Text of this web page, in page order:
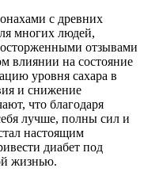
с древних
многих людей,
отзывами
влиянии на состояние
уровня сахара в
и снижение
что благодаря
лучше, полны сил и
настоящим
диабет под
жизнью.